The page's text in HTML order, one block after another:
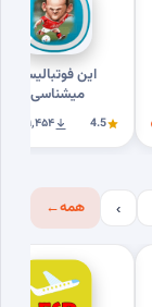
این فوتبالیستو
میشناسی؟
4.5 ۹٬۴۵۴
› همه←